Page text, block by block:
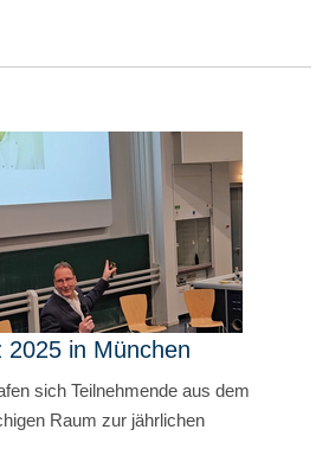
2025 in München
sich Teilnehmende aus dem
Raum zur jährlichen